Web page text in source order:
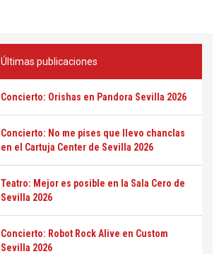
Últimas publicaciones
Concierto: Orishas en Pandora Sevilla 2026
Concierto: No me pises que llevo chanclas
en el Cartuja Center de Sevilla 2026
Teatro: Mejor es posible en la Sala Cero de
Sevilla 2026
Concierto: Robot Rock Alive en Custom
Sevilla 2026